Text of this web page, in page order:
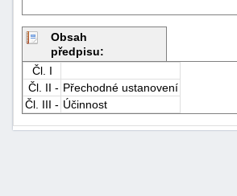
Obsah
předpisu:
Čl. I
Čl. II - Přechodné ustanovení
Čl. III - Účinnost